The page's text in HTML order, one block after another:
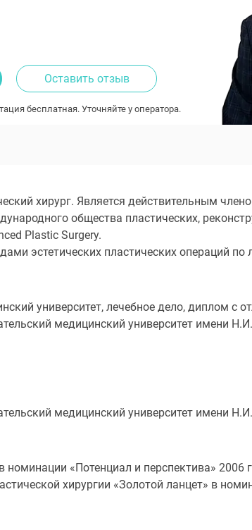
Оставить отзыв
бесплатная. Уточняйте у оператора.
хирург. Является действительным
общества пластических,
Plastic Surgery.
эстетических пластических операций по
университет, лечебное дело, диплом с
медицинский университет имени
медицинский университет имени
«Потенциал и перспектива» 2006
хирургии «Золотой ланцет» в